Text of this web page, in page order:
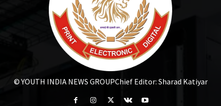
© YOUTH INDIA NEWS GROUPChief Editor: Sharad Katiyar